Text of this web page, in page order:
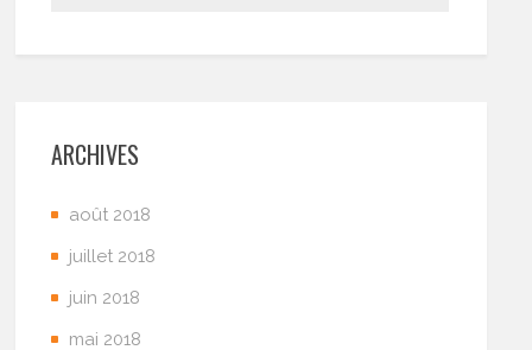
ARCHIVES
août 2018
juillet 2018
juin 2018
mai 2018